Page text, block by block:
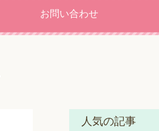
お問い合わせ
人気の記事